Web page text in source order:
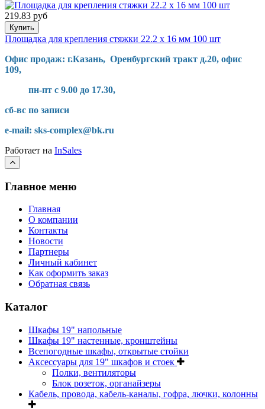
219.83 руб
Купить
Площадка для крепления стяжки 22.2 х 16 мм 100 шт
Офис продаж: г.Казань, Оренбургский тракт д.20, офис
109,
пн-пт с 9.00 до 17.30,
сб-вс по записи
e-mail: sks-complex@bk.ru
Работает на InSales
Главное меню
Главная
О компании
Контакты
Новости
Партнеры
Личный кабинет
Как оформить заказ
Обратная связь
Каталог
Шкафы 19" напольные
Шкафы 19" настенные, кронштейны
Всепогодные шкафы, открытые стойки
Аксессуары для 19" шкафов и стоек
Полки, вентиляторы
Блок розеток, органайзеры
Кабель, провода, кабель-каналы, гофра, лючки, колонны